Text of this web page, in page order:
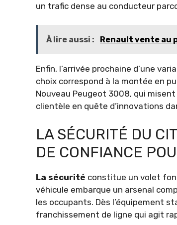
un trafic dense au conducteur
À lire aussi : Renault vente au
Enfin, l’arrivée prochaine d’une
choix correspond à la montée en
Nouveau Peugeot 3008, qui
clientèle en quête d’innovations
LA SÉCURITÉ DU
DE CONFIANCE
La sécurité constitue un volet
véhicule embarque un arsenal
les occupants. Dès l’équipement
franchissement de ligne qui agit